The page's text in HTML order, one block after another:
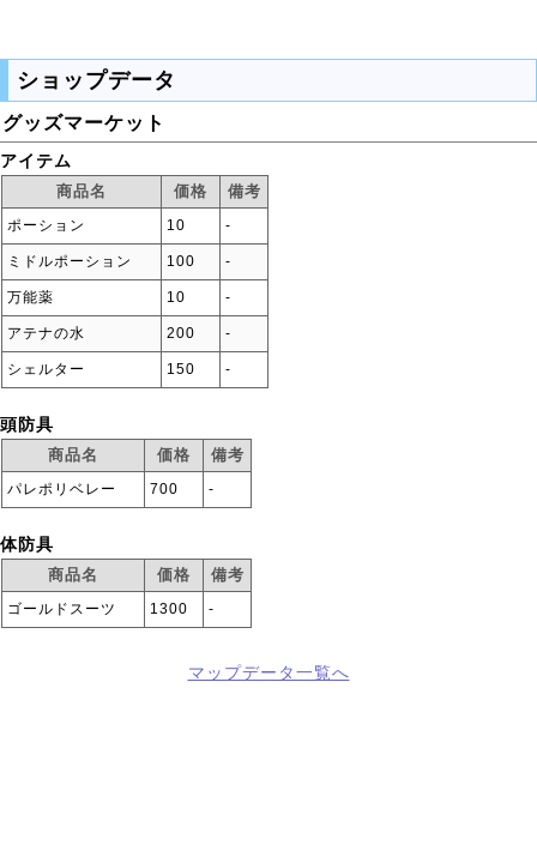
ショップデータ
グッズマーケット
アイテム
商品名 価格 備考
ポーション 10 ‐
ミドルポーション 100 ‐
万能薬 10 ‐
アテナの水 200 ‐
シェルター 150 ‐
頭防具
商品名 価格 備考
パレポリベレー 700 ‐
体防具
商品名 価格 備考
ゴールドスーツ 1300 ‐
マップデータ一覧へ